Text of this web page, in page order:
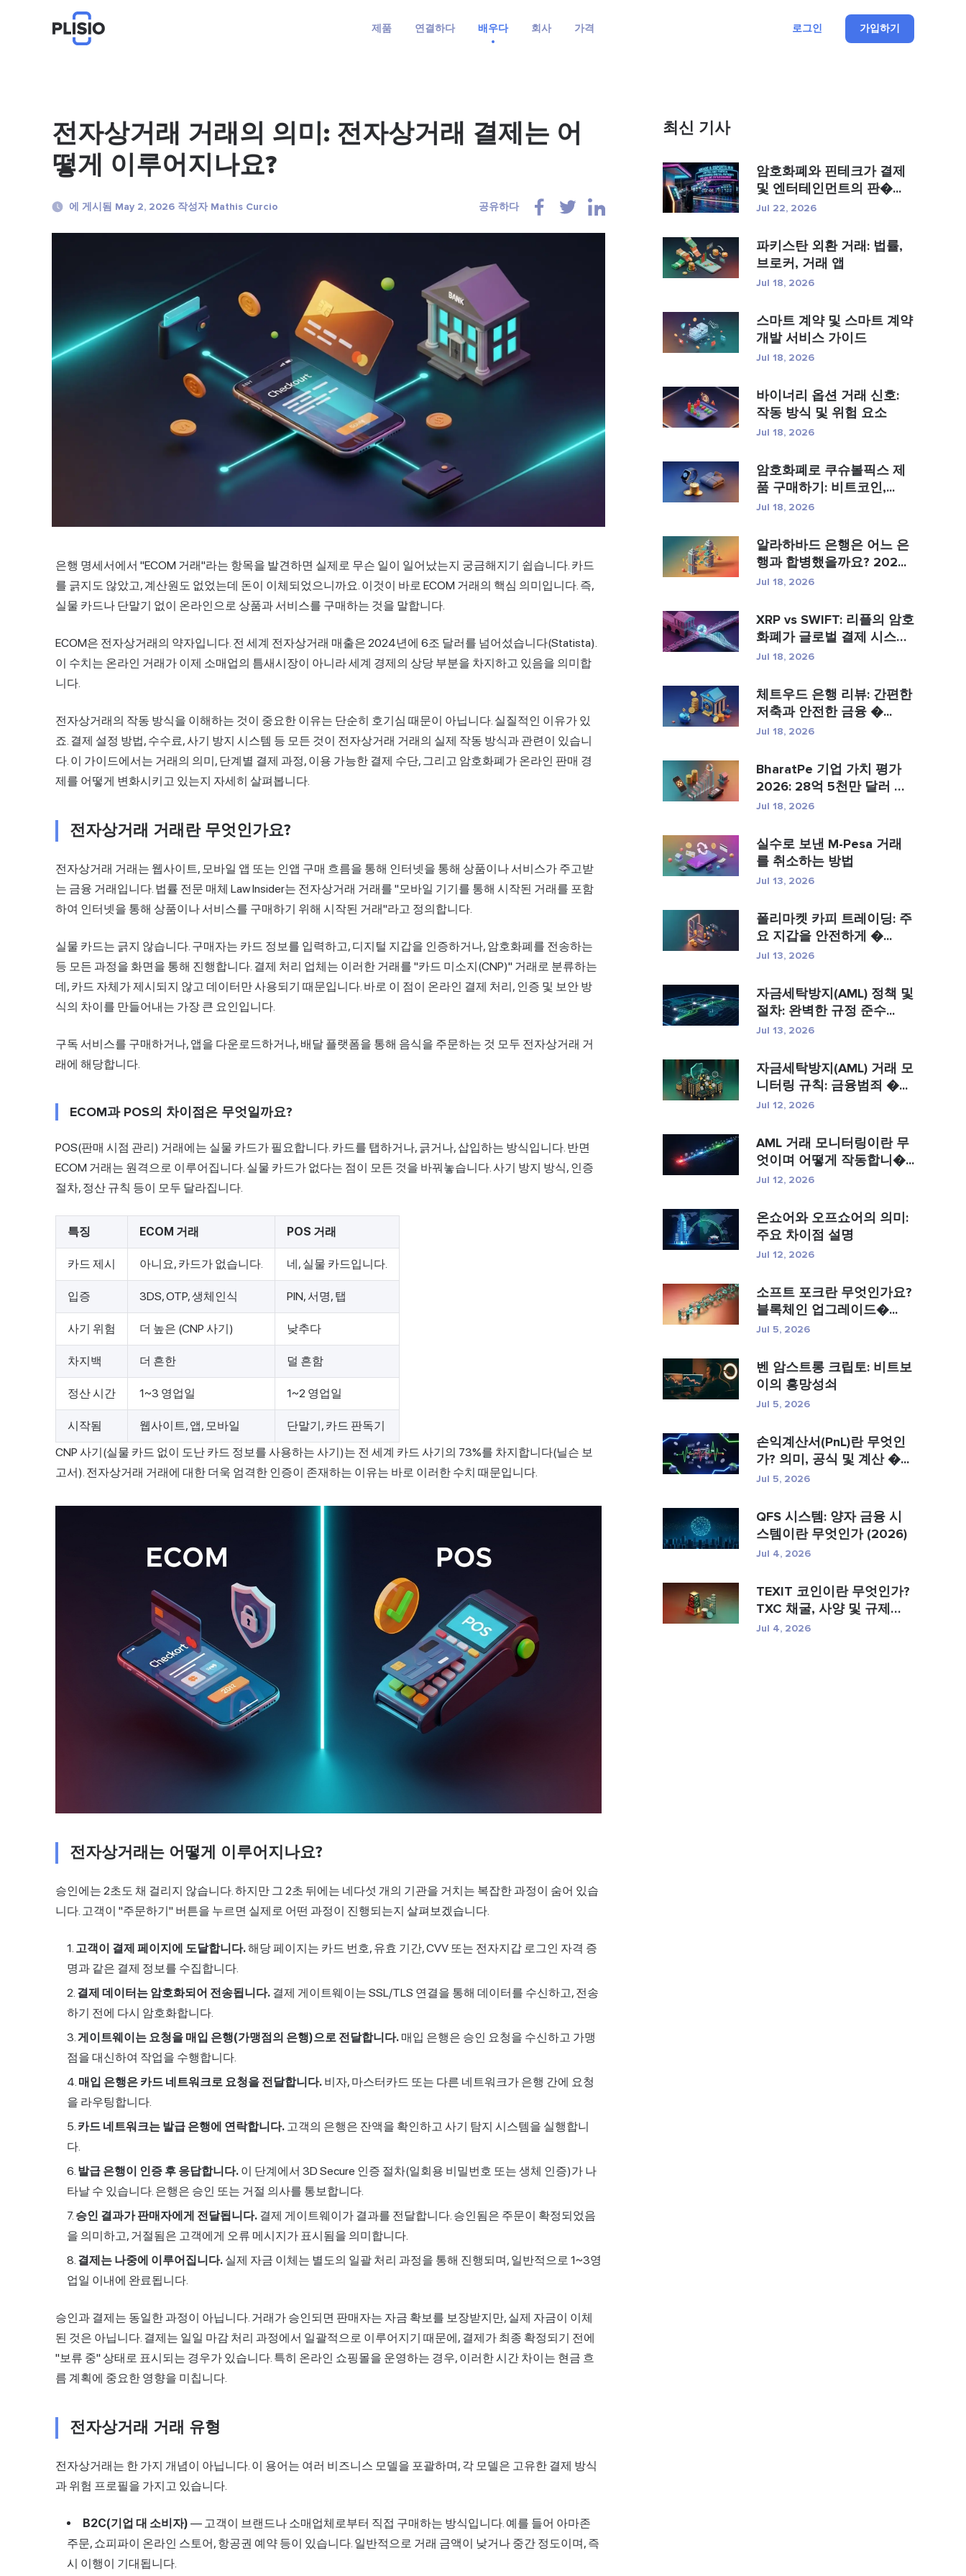
제품 연결하다 배우다 회사 가격 로그인 가입하기
전자상거래 거래의 의미: 전자상거래 결제는 어
떻게 이루어지나요?
에 게시됨 May 2, 2026 작성자 Mathis Curcio 공유하다
은행 명세서에서 "ECOM 거래"라는 항목을 발견하면 실제로 무슨 일이 일어났는지 궁금해지기 쉽습니다. 카드
를 긁지도 않았고, 계산원도 없었는데 돈이 이체되었으니까요. 이것이 바로 ECOM 거래의 핵심 의미입니다. 즉,
실물 카드나 단말기 없이 온라인으로 상품과 서비스를 구매하는 것을 말합니다.
ECOM은 전자상거래의 약자입니다. 전 세계 전자상거래 매출은 2024년에 6조 달러를 넘어섰습니다(Statista).
이 수치는 온라인 거래가 이제 소매업의 틈새시장이 아니라 세계 경제의 상당 부분을 차지하고 있음을 의미합
니다.
전자상거래의 작동 방식을 이해하는 것이 중요한 이유는 단순히 호기심 때문이 아닙니다. 실질적인 이유가 있
죠. 결제 설정 방법, 수수료, 사기 방지 시스템 등 모든 것이 전자상거래 거래의 실제 작동 방식과 관련이 있습니
다. 이 가이드에서는 거래의 의미, 단계별 결제 과정, 이용 가능한 결제 수단, 그리고 암호화폐가 온라인 판매 경
제를 어떻게 변화시키고 있는지 자세히 살펴봅니다.
전자상거래 거래란 무엇인가요?
전자상거래 거래는 웹사이트, 모바일 앱 또는 인앱 구매 흐름을 통해 인터넷을 통해 상품이나 서비스가 주고받
는 금융 거래입니다. 법률 전문 매체 Law Insider는 전자상거래 거래를 "모바일 기기를 통해 시작된 거래를 포함
하여 인터넷을 통해 상품이나 서비스를 구매하기 위해 시작된 거래"라고 정의합니다.
실물 카드는 긁지 않습니다. 구매자는 카드 정보를 입력하고, 디지털 지갑을 인증하거나, 암호화폐를 전송하는
등 모든 과정을 화면을 통해 진행합니다. 결제 처리 업체는 이러한 거래를 "카드 미소지(CNP)" 거래로 분류하는
데, 카드 자체가 제시되지 않고 데이터만 사용되기 때문입니다. 바로 이 점이 온라인 결제 처리, 인증 및 보안 방
식의 차이를 만들어내는 가장 큰 요인입니다.
구독 서비스를 구매하거나, 앱을 다운로드하거나, 배달 플랫폼을 통해 음식을 주문하는 것 모두 전자상거래 거
래에 해당합니다.
ECOM과 POS의 차이점은 무엇일까요?
POS(판매 시점 관리) 거래에는 실물 카드가 필요합니다. 카드를 탭하거나, 긁거나, 삽입하는 방식입니다. 반면
ECOM 거래는 원격으로 이루어집니다. 실물 카드가 없다는 점이 모든 것을 바꿔놓습니다. 사기 방지 방식, 인증
절차, 정산 규칙 등이 모두 달라집니다.
특징 ECOM 거래 POS 거래
카드 제시 아니요, 카드가 없습니다. 네, 실물 카드입니다.
입증 3DS, OTP, 생체인식 PIN, 서명, 탭
사기 위험 더 높은 (CNP 사기) 낮추다
차지백 더 흔한 덜 흔함
정산 시간 1~3 영업일 1~2 영업일
시작됨 웹사이트, 앱, 모바일
단말기, 카드 판독기
CNP 사기(실물 카드 없이 도난 카드 정보를 사용하는 사기)는 전 세계 카드 사기의 73%를 차지합니다(닐슨 보
고서). 전자상거래 거래에 대한 더욱 엄격한 인증이 존재하는 이유는 바로 이러한 수치 때문입니다.
전자상거래는 어떻게 이루어지나요?
승인에는 2초도 채 걸리지 않습니다. 하지만 그 2초 뒤에는 네다섯 개의 기관을 거치는 복잡한 과정이 숨어 있습
니다. 고객이 "주문하기" 버튼을 누르면 실제로 어떤 과정이 진행되는지 살펴보겠습니다.
고객이 결제 페이지에 도달합니다.해당 페이지는 카드 번호, 유효 기간, CVV 또는 전자지갑 로그인 자격 증
명과 같은 결제 정보를 수집합니다.
결제 데이터는 암호화되어 전송됩니다. 결제 게이트웨이는 SSL/TLS 연결을 통해 데이터를 수신하고, 전송
하기 전에 다시 암호화합니다.
게이트웨이는 요청을 매입 은행(가맹점의 은행)으로 전달합니다. 매입 은행은 승인 요청을 수신하고 가맹
점을 대신하여 작업을 수행합니다.
매입 은행은 카드 네트워크로 요청을 전달합니다. 비자, 마스터카드 또는 다른 네트워크가 은행 간에 요청
을 라우팅합니다.
카드 네트워크는 발급 은행에 연락합니다. 고객의 은행은 잔액을 확인하고 사기 탐지 시스템을 실행합니
다.
발급 은행이 인증 후 응답합니다. 이 단계에서 3D Secure 인증 절차(일회용 비밀번호 또는 생체 인증)가 나
타날 수 있습니다. 은행은 승인 또는 거절 의사를 통보합니다.
승인 결과가 판매자에게 전달됩니다. 결제 게이트웨이가 결과를 전달합니다. 승인됨은 주문이 확정되었음
을 의미하고, 거절됨은 고객에게 오류 메시지가 표시됨을 의미합니다.
결제는 나중에 이루어집니다. 실제 자금 이체는 별도의 일괄 처리 과정을 통해 진행되며, 일반적으로 1~3영
업일 이내에 완료됩니다.
승인과 결제는 동일한 과정이 아닙니다. 거래가 승인되면 판매자는 자금 확보를 보장받지만, 실제 자금이 이체
된 것은 아닙니다. 결제는 일일 마감 처리 과정에서 일괄적으로 이루어지기 때문에, 결제가 최종 확정되기 전에
"보류 중" 상태로 표시되는 경우가 있습니다. 특히 온라인 쇼핑몰을 운영하는 경우, 이러한 시간 차이는 현금 흐
름 계획에 중요한 영향을 미칩니다.
전자상거래 거래 유형
전자상거래는 한 가지 개념이 아닙니다. 이 용어는 여러 비즈니스 모델을 포괄하며, 각 모델은 고유한 결제 방식
과 위험 프로필을 가지고 있습니다.
B2C(기업 대 소비자) — 고객이 브랜드나 소매업체로부터 직접 구매하는 방식입니다. 예를 들어 아마존
주문, 쇼피파이 온라인 스토어, 항공권 예약 등이 있습니다. 일반적으로 거래 금액이 낮거나 중간 정도이며, 즉
시 이행이 기대됩니다.
최신 기사
암호화폐와 핀테크가 결제
및 엔터테인먼트의 판�...
Jul 22, 2026
파키스탄 외환 거래: 법률,
브로커, 거래 앱
Jul 18, 2026
스마트 계약 및 스마트 계약
개발 서비스 가이드
Jul 18, 2026
바이너리 옵션 거래 신호:
작동 방식 및 위험 요소
Jul 18, 2026
암호화폐로 쿠슈볼픽스 제
품 구매하기: 비트코인,...
Jul 18, 2026
알라하바드 은행은 어느 은
행과 합병했을까요? 202...
Jul 18, 2026
XRP vs SWIFT: 리플의 암호
화폐가 글로벌 결제 시스
템...
Jul 18, 2026
체트우드 은행 리뷰: 간편한
저축과 안전한 금융 �...
Jul 18, 2026
BharatPe 기업 가치 평가
2026: 28억 5천만 달러 규
모의...
Jul 18, 2026
실수로 보낸 M-Pesa 거래
를 취소하는 방법
Jul 13, 2026
폴리마켓 카피 트레이딩: 주
요 지갑을 안전하게 �...
Jul 13, 2026
자금세탁방지(AML) 정책 및
절차: 완벽한 규정 준수...
Jul 13, 2026
자금세탁방지(AML) 거래 모
니터링 규칙: 금융범죄 �...
Jul 12, 2026
AML 거래 모니터링이란 무
엇이며 어떻게 작동합니�...
Jul 12, 2026
온쇼어와 오프쇼어의 의미:
주요 차이점 설명
Jul 12, 2026
소프트 포크란 무엇인가요?
블록체인 업그레이드�...
Jul 5, 2026
벤 암스트롱 크립토: 비트보
이의 흥망성쇠
Jul 5, 2026
손익계산서(PnL)란 무엇인
가? 의미, 공식 및 계산 �...
Jul 5, 2026
QFS 시스템: 양자 금융 시
스템이란 무엇인가 (2026)
Jul 4, 2026
TEXIT 코인이란 무엇인가?
TXC 채굴, 사양 및 규제
위...
Jul 4, 2026